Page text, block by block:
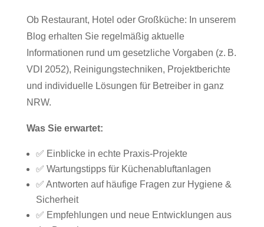
Ob Restaurant, Hotel oder Großküche: In unserem
Blog erhalten Sie regelmäßig aktuelle
Informationen rund um gesetzliche Vorgaben (z. B.
VDI 2052), Reinigungstechniken, Projektberichte
und individuelle Lösungen für Betreiber in ganz
NRW.
Was Sie erwartet:
✅ Einblicke in echte Praxis-Projekte
✅ Wartungstipps für Küchenabluftanlagen
✅ Antworten auf häufige Fragen zur Hygiene &
Sicherheit
✅ Empfehlungen und neue Entwicklungen aus